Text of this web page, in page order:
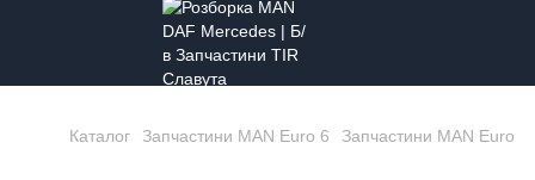
Каталог Запчастини MAN Euro 6 Запчастини MAN Euro 6